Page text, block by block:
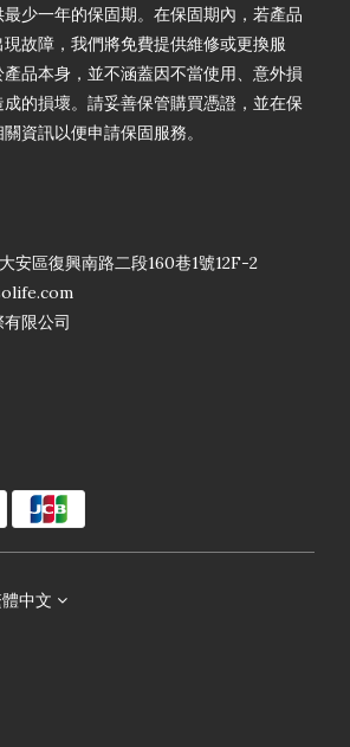
少一年的保固期。在保固期內，若產品
故障，我們將免費提供維修或更換服
品本身，並不涵蓋因不當使用、意外損
的損壞。請妥善保管購買憑證，並在保
資訊以便申請保固服務。
安區復興南路二段160巷1號12F-2
限公司
中文